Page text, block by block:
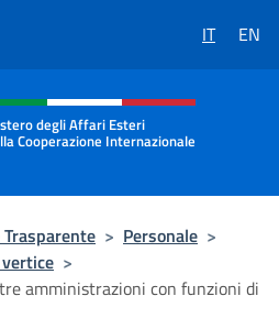
IT EN
social e menù
degli Affari Esteri
Cooperazione Internazionale
> Personale >
>
amministrazioni con funzioni di